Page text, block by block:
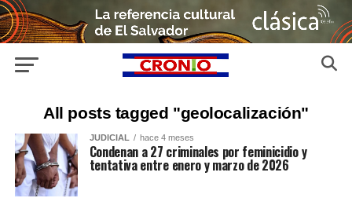
All posts tagged "geolocalización"
JUDICIAL hace 4 meses
Condenan a 27 criminales por feminicidio y
tentativa entre enero y marzo de 2026